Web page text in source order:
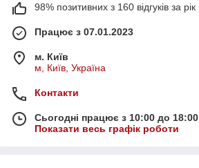
98% позитивних з 160 відгуків за рік
Працює з 07.01.2023
м. Київ
м, Київ, Україна
Контакти
Сьогодні працює з 10:00 до 18:00
Показати весь графік роботи